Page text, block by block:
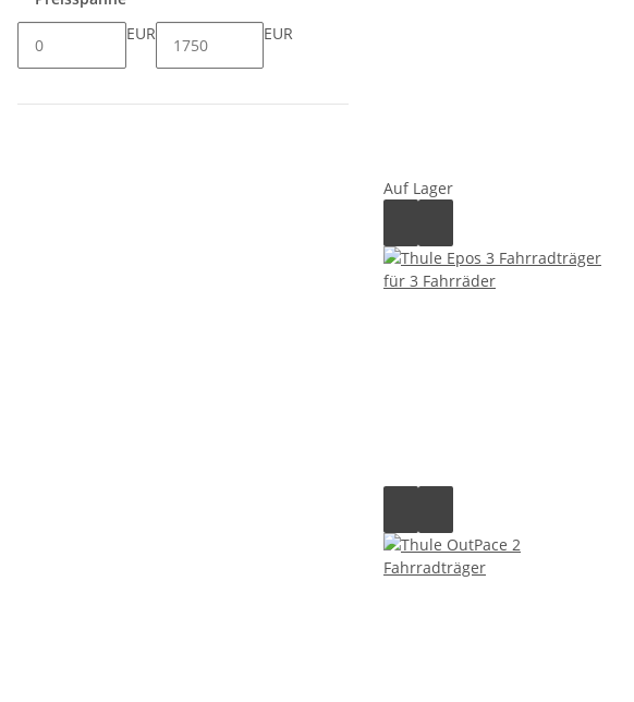
Auf Lager
EUR
EUR